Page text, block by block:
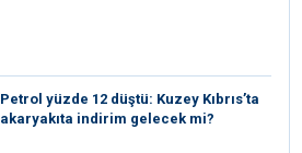
Petrol yüzde 12 düştü: Kuzey Kıbrıs’ta
akaryakıta indirim gelecek mi?